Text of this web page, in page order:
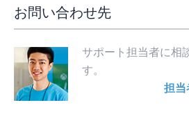
お問い合わせ先
サポート担当者に相
す。
担当